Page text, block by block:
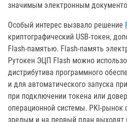
значимым электронным
Особый интерес вызвало решение
криптографический USB-токен,
Flash-памятью. Flash-память
Рутокен ЭЦП Flash можно
дистрибутива программного
и для автоматического запуска
при подключении токена или
операционной системы. PKI-рынок
зрелым и на первый план выходят